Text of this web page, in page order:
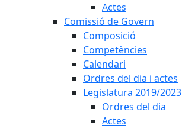
Actes
Comissió de Govern
Composició
Competències
Calendari
Ordres del dia i actes
Legislatura 2019/2023
Ordres del dia
Actes